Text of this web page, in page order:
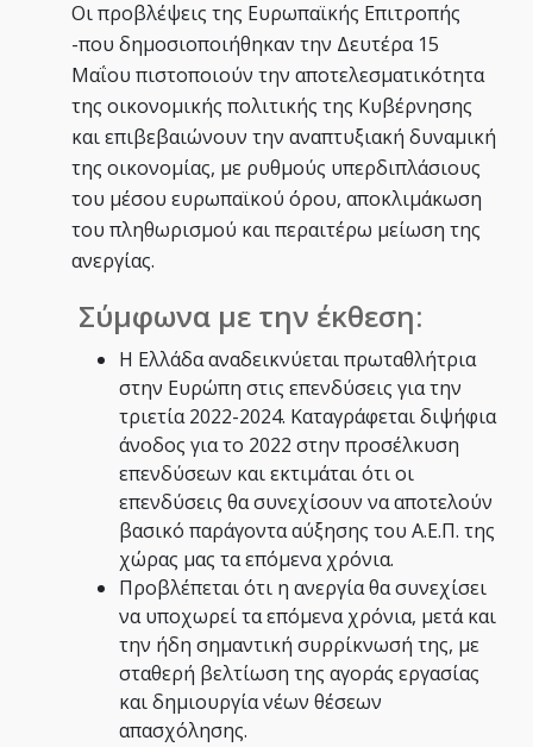
Οι προβλέψεις της Ευρωπαϊκής Επιτροπής
-που δημοσιοποιήθηκαν την Δευτέρα 15
Μαΐου πιστοποιούν την αποτελεσματικότητα
της οικονομικής πολιτικής της Κυβέρνησης
και επιβεβαιώνουν την αναπτυξιακή δυναμική
της οικονομίας, με ρυθμούς υπερδιπλάσιους
του μέσου ευρωπαϊκού όρου, αποκλιμάκωση
του πληθωρισμού και περαιτέρω μείωση της
ανεργίας.
Σύμφωνα με την έκθεση:
Η Ελλάδα αναδεικνύεται πρωταθλήτρια
στην Ευρώπη στις επενδύσεις για την
τριετία 2022-2024. Καταγράφεται διψήφια
άνοδος για το 2022 στην προσέλκυση
επενδύσεων και εκτιμάται ότι οι
επενδύσεις θα συνεχίσουν να αποτελούν
βασικό παράγοντα αύξησης του Α.Ε.Π. της
χώρας μας τα επόμενα χρόνια.
Προβλέπεται ότι η ανεργία θα συνεχίσει
να υποχωρεί τα επόμενα χρόνια, μετά και
την ήδη σημαντική συρρίκνωσή της, με
σταθερή βελτίωση της αγοράς εργασίας
και δημιουργία νέων θέσεων
απασχόλησης.